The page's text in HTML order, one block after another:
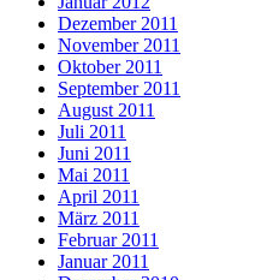
Dezember 2011
November 2011
Oktober 2011
September 2011
August 2011
Juli 2011
Juni 2011
Mai 2011
April 2011
März 2011
Februar 2011
Januar 2011